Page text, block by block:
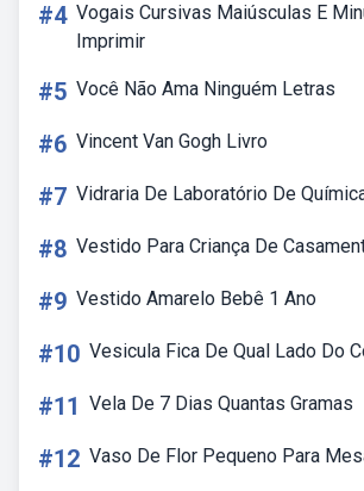
#4 Vogais Cursivas Maiúsculas E
Imprimir
#5 Você Não Ama Ninguém Letras
#6 Vincent Van Gogh Livro
#7 Vidraria De Laboratório De
#8 Vestido Para Criança De
#9 Vestido Amarelo Bebê 1 Ano
#10 Vesicula Fica De Qual Lado Do
#11 Vela De 7 Dias Quantas Gramas
#12 Vaso De Flor Pequeno Para